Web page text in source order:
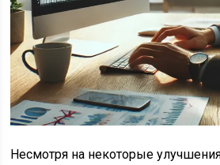
Несмотря на некоторые